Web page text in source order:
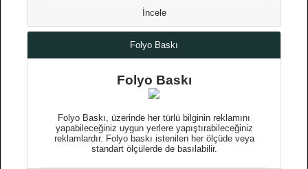
İncele
Folyo Baskı
Folyo Baskı
Folyo Baskı, üzerinde her türlü bilginin reklamını
yapabileceğiniz uygun yerlere yapıştırabileceğiniz
reklamlardır. Folyo baskı istenilen her ölçüde veya
standart ölçülerde de basılabilir.